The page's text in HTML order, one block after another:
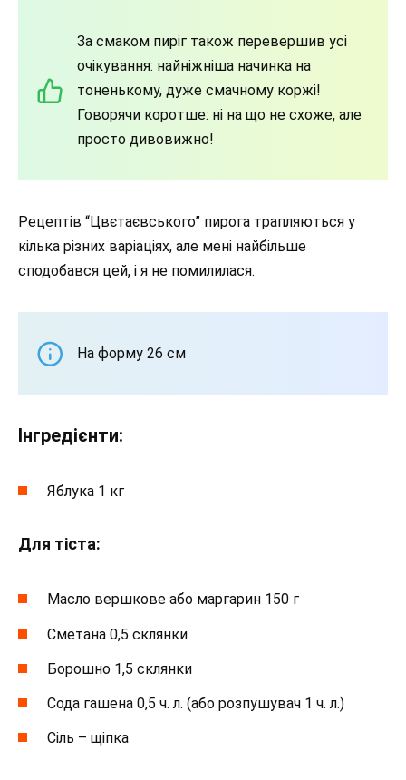
За смаком пиріг також перевершив усі
очікування: найніжніша начинка на
тоненькому, дуже смачному коржі!
Говорячи коротше: ні на що не схоже, але
просто дивовижно!
Рецептів “Цвєтаєвського” пирога трапляються у
кілька різних варіаціях, але мені найбільше
сподобався цей, і я не помилилася.
На форму 26 см
Інгредієнти:
Яблука 1 кг
Для тіста:
Масло вершкове або маргарин 150 г
Сметана 0,5 склянки
Борошно 1,5 склянки
Сода гашена 0,5 ч. л. (або розпушувач 1 ч. л.)
Сіль – щіпка